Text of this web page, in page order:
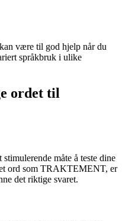
være til god hjelp når du
språkbruk i ulike
ordet til
måte å teste dine
ord som TRAKTEMENT, er
det riktige svaret.